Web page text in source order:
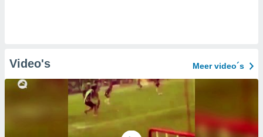
Video's Meer video´s